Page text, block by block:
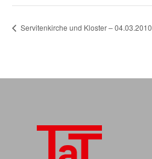
Servitenkirche und Kloster – 04.03.2010